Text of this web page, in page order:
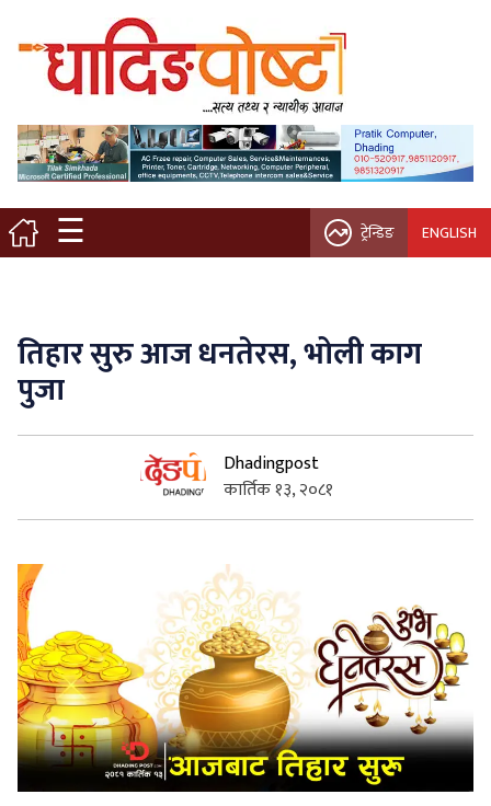
☰
मुख्य पृष्ठ
स्थानीय समाचार
विचार / ब्लग
नगर/गाउँ पालिका
कृषि/सहकारी
साहित्य / संस्कृति
सुचनाहरु
स्वास्थ्य
भिडियो
ट्रेन्डिङ ENGLISH
तिहार सुरु आज धनतेरस, भोली काग
पुजा
Dhadingpost
कार्तिक १३, २०८१